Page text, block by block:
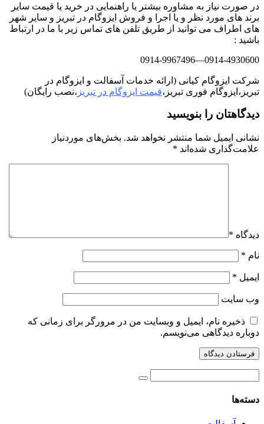
در صورت نیاز به مشاوره بیشتر یا راهنمایی در خرید یا قیمت سایر
برند های مورد نظر و یا اجرا و فروش ایزوگام در تبریز و سایر شهر
های اطراف می توانید از طریق تلفن های تماس زیر با ما در ارتباط
باشید :
0914-4930600—0914-9967496
شرکت ایزوگام کیانی (ارائه خدمات آسفالت و ایزوگام در
تبریز،ایزوگام فوری تبریز،قیمت ایزوگام در تبریز ،نصب رایگان)
دیدگاهتان را بنویسید
نشانی ایمیل شما منتشر نخواهد شد. بخش‌های موردنیاز
علامت‌گذاری شده‌اند *
دیدگاه *
نام *
ایمیل *
وب‌ سایت
ذخیره نام، ایمیل و وبسایت من در مرورگر برای زمانی که
دوباره دیدگاهی می‌نویسم.
دسته‌ها